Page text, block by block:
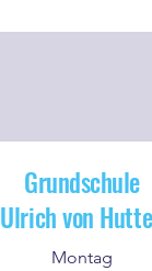
Grundschule
Ulrich von
Montag